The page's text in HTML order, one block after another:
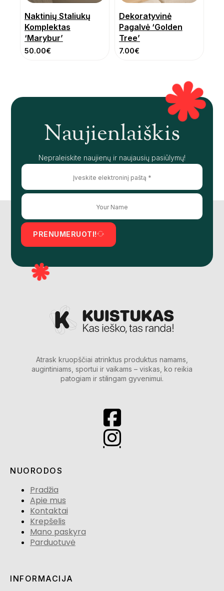
Naktinių Staliukų
Komplektas
‘Marybur’
50.00€
Dekoratyvinė
Pagalvė ‘Golden
Tree’
7.00€
Naujienlaiškis
Nepraleiskite naujienų ir naujausių pasiūlymų!
PRENUMERUOTI!
Atrask kruopščiai atrinktus produktus namams,
augintiniams, sportui ir vaikams – viskas, ko reikia
patogiam ir stilingam gyvenimui.
NUORODOS
Pradžia
Apie mus
Kontaktai
Krepšelis
Mano paskyra
Parduotuvė
INFORMACIJA